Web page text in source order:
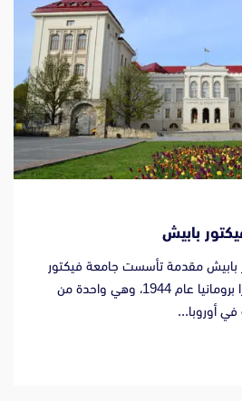
بابيش
بابيش مقدمة تأسست جامعة فيكتور
بابيش في مدينة تيميشوارا برومانيا عام 1944، وهي واحدة من
في أوروبا...